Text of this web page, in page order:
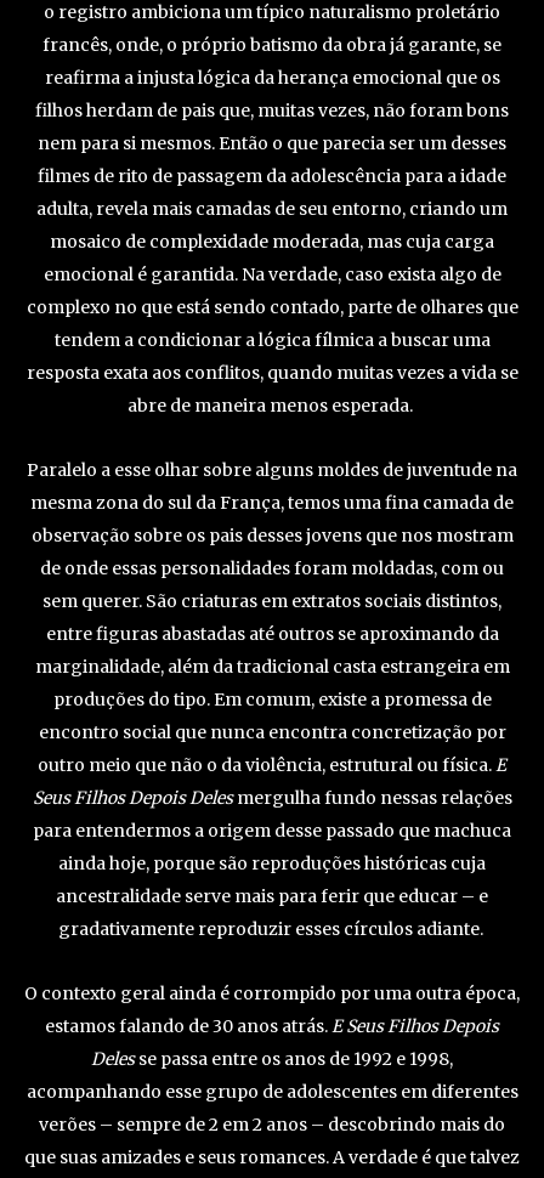
o registro ambiciona um típico naturalismo proletário
francês, onde, o próprio batismo da obra já garante, se
reafirma a injusta lógica da herança emocional que os
filhos herdam de pais que, muitas vezes, não foram bons
nem para si mesmos. Então o que parecia ser um desses
filmes de rito de passagem da adolescência para a idade
adulta, revela mais camadas de seu entorno, criando um
mosaico de complexidade moderada, mas cuja carga
emocional é garantida. Na verdade, caso exista algo de
complexo no que está sendo contado, parte de olhares que
tendem a condicionar a lógica fílmica a buscar uma
resposta exata aos conflitos, quando muitas vezes a vida se
abre de maneira menos esperada.
Paralelo a esse olhar sobre alguns moldes de juventude na
mesma zona do sul da França, temos uma fina camada de
observação sobre os pais desses jovens que nos mostram
de onde essas personalidades foram moldadas, com ou
sem querer. São criaturas em extratos sociais distintos,
entre figuras abastadas até outros se aproximando da
marginalidade, além da tradicional casta estrangeira em
produções do tipo. Em comum, existe a promessa de
encontro social que nunca encontra concretização por
outro meio que não o da violência, estrutural ou física.E
Seus Filhos Depois Delesmergulha fundo nessas relações
para entendermos a origem desse passado que machuca
ainda hoje, porque são reproduções históricas cuja
ancestralidade serve mais para ferir que educar – e
gradativamente reproduzir esses círculos adiante.
O contexto geral ainda é corrompido por uma outra época,
estamos falando de 30 anos atrás.E Seus Filhos Depois
Delesse passa entre os anos de 1992 e 1998,
acompanhando esse grupo de adolescentes em diferentes
verões – sempre de 2 em 2 anos – descobrindo mais do
que suas amizades e seus romances. A verdade é que talvez